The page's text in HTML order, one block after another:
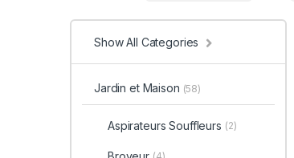
Show All Categories
Jardin et Maison (58)
Aspirateurs Souffleurs (2)